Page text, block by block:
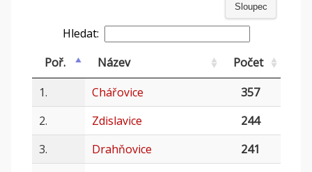
Sloupec
Hledat:
Poř.
Název
Počet
1.
Chářovice
357
2.
Zdislavice
244
3.
Drahňovice
241